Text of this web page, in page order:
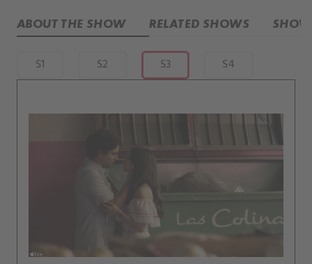
ABOUT THE SHOW RELATED SHOWS
S1 S2 S3 S4